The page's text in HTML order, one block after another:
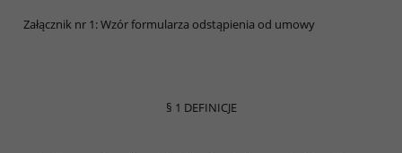
Załącznik nr 1: Wzór formularza odstąpienia od umowy
§ 1 DEFINICJE